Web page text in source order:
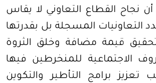
نجاح القطاع التعاوني لا يقاس
التعاونيات المسجلة بل بقدرتها
قيمة مضافة وخلق الثروة
الاجتماعية للمنخرطين فيها
برامج التأطير والتكوين